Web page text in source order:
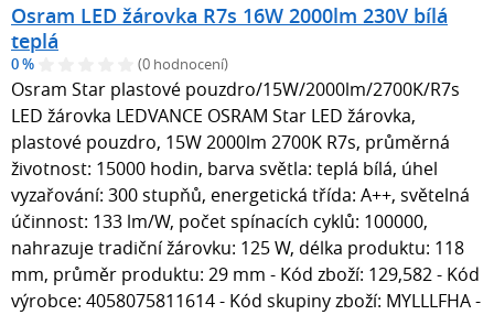
Osram LED žárovka R7s 16W 2000lm 230V bílá
teplá
0 % (0 hodnocení)
Osram Star plastové pouzdro/15W/2000lm/2700K/R7s
LED žárovka LEDVANCE OSRAM Star LED žárovka,
plastové pouzdro, 15W 2000lm 2700K R7s, průměrná
životnost: 15000 hodin, barva světla: teplá bílá, úhel
vyzařování: 300 stupňů, energetická třída: A++, světelná
účinnost: 133 lm/W, počet spínacích cyklů: 100000,
nahrazuje tradiční žárovku: 125 W, délka produktu: 118
mm, průměr produktu: 29 mm - Kód zboží: 129,582 - Kód
výrobce: 4058075811614 - Kód skupiny zboží: MYLLLFHA -